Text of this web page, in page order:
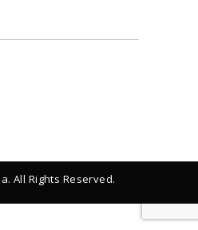
All Rights Reserved.